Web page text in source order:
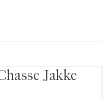
Jakke